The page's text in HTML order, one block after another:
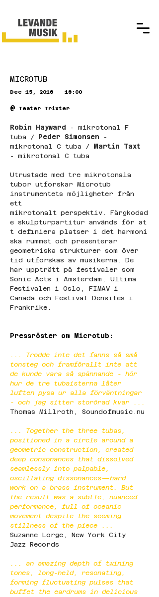
MICROTUB
Dec 15, 2018 18:00
@ Teater Trixter
Robin Hayward
- mikrotonal F
tuba / Peder Simonsen -
mikrotonal C tuba /
Martin Taxt
- mikrotonal C tuba
Utrustade med tre mikrotonala
tubor utforskar Microtub
instrumentets möjligheter från
ett
mikrotonalt perspektiv. Färgkodad
e skulpturpartitur används för at
t definiera platser i det harmoni
ska rummet och presenterar
geometriska strukturer som över
tid utforskas av musikerna. De
har uppträtt på festivaler som
Sonic Acts i Amsterdam, Ultima
Festivalen i Oslo, FIMAV i
Canada och Festival Densites i
Frankrike.
Pressröster om Microtub:
... Trodde inte det fanns så små
tonsteg och framförallt inte att
de kunde vara så spännande - hör
hur de tre tubaisterna låter
luften pysa ur alla förväntningar
- och jag sitter storörad kvar ...
Thomas Millroth, Soundofmusic.nu
... Together the three tubas,
positioned in a circle around a
geometric construction, created
deep consonances that dissolved
seamlessly into palpable,
oscillating dissonances—hard
work on a brass instrument. But
the result was a subtle, nuanced
performance, full of oceanic
movement despite the seeming
stillness of the piece ...
Suzanne Lorge, New York City
Jazz Records
... an amazing depth of twining
tones, long-held, resonating,
forming fluctuating pulses that
buffet the eardrums in delicious